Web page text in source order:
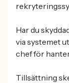
Har du
via systemet
chef för
Tillsättning